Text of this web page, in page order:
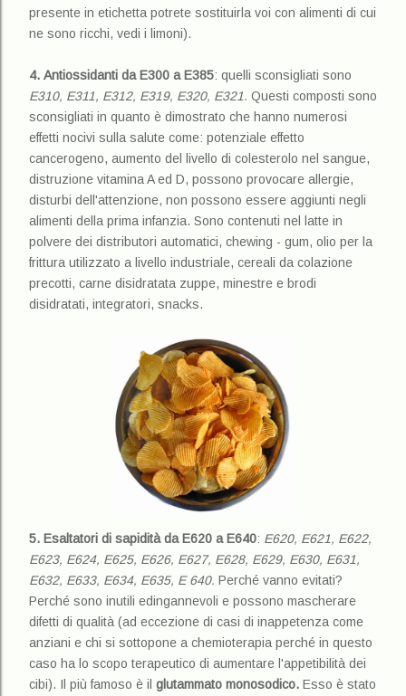
presente in etichetta potrete sostituirla voi con alimenti di cui
ne sono ricchi, vedi i limoni).
4. Antiossidanti da E300 a E385: quelli sconsigliati sono
E310, E311, E312, E319, E320, E321. Questi composti sono
sconsigliati in quanto è dimostrato che hanno numerosi
effetti nocivi sulla salute come: potenziale effetto
cancerogeno, aumento del livello di colesterolo nel sangue,
distruzione vitamina A ed D, possono provocare allergie,
disturbi dell'attenzione, non possono essere aggiunti negli
alimenti della prima infanzia. Sono contenuti nel latte in
polvere dei distributori automatici, chewing - gum, olio per la
frittura utilizzato a livello industriale, cereali da colazione
precotti, carne disidratata zuppe, minestre e brodi
disidratati, integratori, snacks.
5. Esaltatori di sapidità da E620 a E640: E620, E621, E622,
E623, E624, E625, E626, E627, E628, E629, E630, E631,
E632, E633, E634, E635, E 640. Perché vanno evitati?
Perché sono inutili edingannevoli e possono mascherare
difetti di qualità (ad eccezione di casi di inappetenza come
anziani e chi si sottopone a chemioterapia perché in questo
caso ha lo scopo terapeutico di aumentare l'appetibilità dei
cibi). Il più famoso è il glutammato monosodico. Esso è stato